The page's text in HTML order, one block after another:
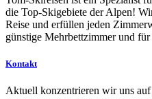
die Top-Skigebiete der Alpen!
Reise und erfüllen jeden
günstige Mehrbettzimmer und
Kontakt
Aktuell konzentrieren wir uns